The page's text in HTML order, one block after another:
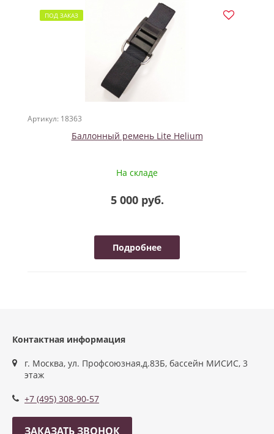
ПОД ЗАКАЗ
Артикул: 18363
Баллонный ремень Lite Helium
На складе
5 000 руб.
Подробнее
Контактная информация
г. Москва, ул. Профсоюзная,д.83Б, бассейн МИСИС, 3
этаж
+7 (495) 308-90-57
ЗАКАЗАТЬ ЗВОНОК